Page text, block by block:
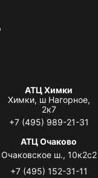
АТЦ Химки
Химки, ш Нагорное,
2к7
+7 (495) 989-21-31
АТЦ Очаково
Очаковское ш., 10к2с2
+7 (495) 152-31-11